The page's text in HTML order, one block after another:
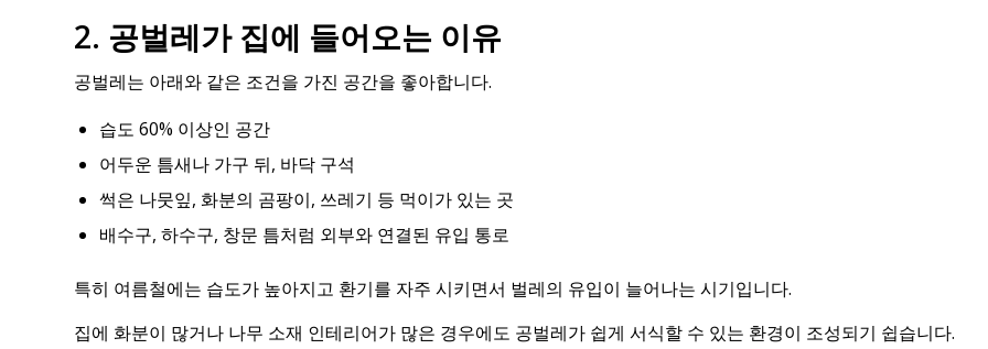
2. 공벌레가 집에 들어오는 이유
공벌레는 아래와 같은 조건을 가진 공간을 좋아합니다.
습도 60% 이상인 공간
어두운 틈새나 가구 뒤, 바닥 구석
썩은 나뭇잎, 화분의 곰팡이, 쓰레기 등 먹이가 있는 곳
배수구, 하수구, 창문 틈처럼 외부와 연결된 유입 통로
특히 여름철에는 습도가 높아지고 환기를 자주 시키면서 벌레의 유입이 늘어나는 시기입니다.
집에 화분이 많거나 나무 소재 인테리어가 많은 경우에도 공벌레가 쉽게 서식할 수 있는 환경이 조성되기 쉽습니다.